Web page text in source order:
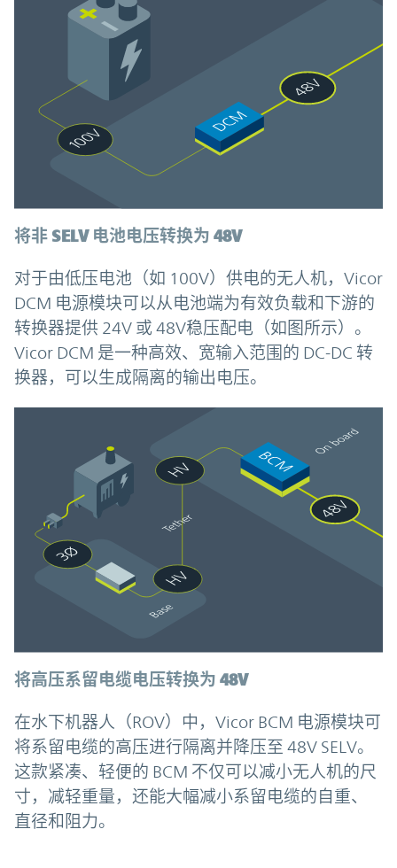
将非 SELV 电池电压转换为 48V
对于由低压电池（如 100V）供电的无人机，Vicor
DCM 电源模块可以从电池端为有效负载和下游的
转换器提供 24V 或 48V稳压配电（如图所示）。
Vicor DCM 是一种高效、宽输入范围的 DC-DC 转
换器，可以生成隔离的输出电压。
将高压系留电缆电压转换为 48V
在水下机器人（ROV）中，Vicor BCM 电源模块可
将系留电缆的高压进行隔离并降压至 48V SELV。
这款紧凑、轻便的 BCM 不仅可以减小无人机的尺
寸，减轻重量，还能大幅减小系留电缆的自重、
直径和阻力。